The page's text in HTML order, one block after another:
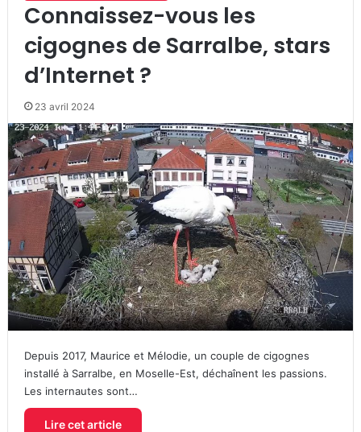
Connaissez-vous les
cigognes de Sarralbe, stars
d’Internet ?
23 avril 2024
Depuis 2017, Maurice et Mélodie, un couple de cigognes
installé à Sarralbe, en Moselle-Est, déchaînent les passions.
Les internautes sont…
Lire cet article